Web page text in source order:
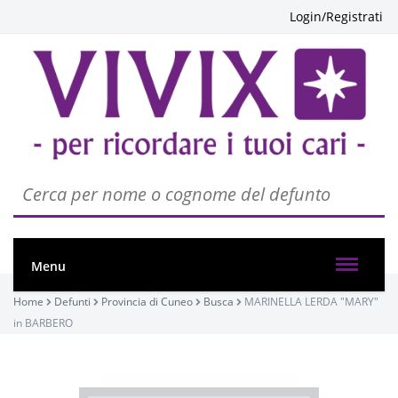
Login/Registrati
Menu
Home Defunti Provincia di Cuneo Busca
MARINELLA LERDA "MARY"
in BARBERO
PASSATE:
FUNERALE